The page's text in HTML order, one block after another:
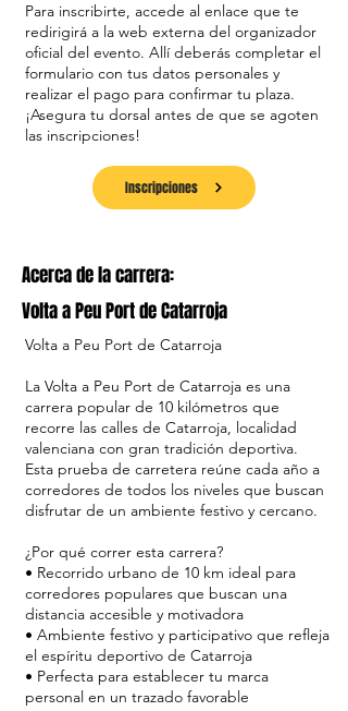
Para inscribirte, accede al enlace que te
redirigirá a la web externa del organizador
oficial del evento. Allí deberás completar el
formulario con tus datos personales y
realizar el pago para confirmar tu plaza.
¡Asegura tu dorsal antes de que se agoten
las inscripciones!
Inscripciones
Acerca de la carrera:
Volta a Peu Port de Catarroja
Volta a Peu Port de Catarroja
La Volta a Peu Port de Catarroja es una
carrera popular de 10 kilómetros que
recorre las calles de Catarroja, localidad
valenciana con gran tradición deportiva.
Esta prueba de carretera reúne cada año a
corredores de todos los niveles que buscan
disfrutar de un ambiente festivo y cercano.
¿Por qué correr esta carrera?
• Recorrido urbano de 10 km ideal para
corredores populares que buscan una
distancia accesible y motivadora
• Ambiente festivo y participativo que refleja
el espíritu deportivo de Catarroja
• Perfecta para establecer tu marca
personal en un trazado favorable